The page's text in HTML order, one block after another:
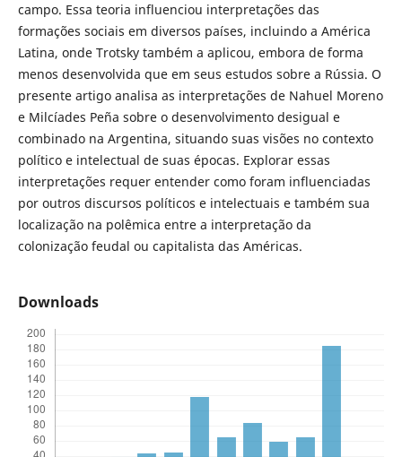
campo. Essa teoria influenciou interpretações das
formações sociais em diversos países, incluindo a América
Latina, onde Trotsky também a aplicou, embora de forma
menos desenvolvida que em seus estudos sobre a Rússia. O
presente artigo analisa as interpretações de Nahuel Moreno
e Milcíades Peña sobre o desenvolvimento desigual e
combinado na Argentina, situando suas visões no contexto
político e intelectual de suas épocas. Explorar essas
interpretações requer entender como foram influenciadas
por outros discursos políticos e intelectuais e também sua
localização na polêmica entre a interpretação da
colonização feudal ou capitalista das Américas.
Downloads